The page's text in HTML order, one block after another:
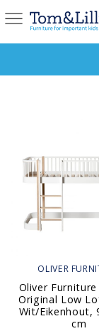
OLIVER
Oliver
Original Low
Wit/Eikenhout,
cm